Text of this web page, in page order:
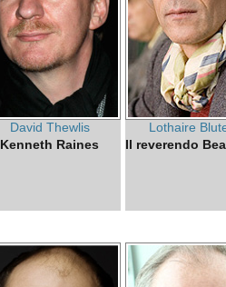
David Thewlis
Kenneth Raines
Lothaire
Il reverendo